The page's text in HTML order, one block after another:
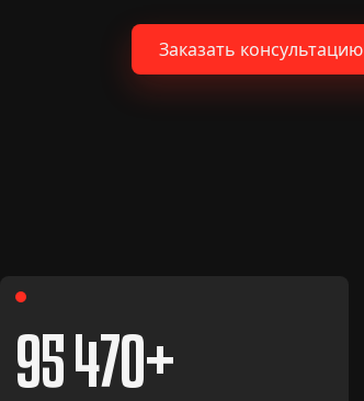
Заказать консультацию
95 470